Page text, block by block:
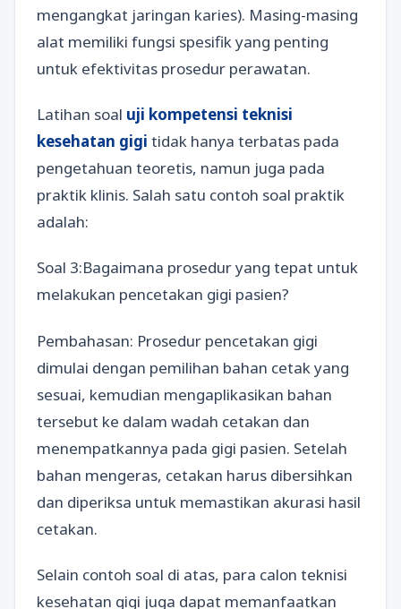
mengangkat jaringan karies). Masing-masing
alat memiliki fungsi spesifik yang penting
untuk efektivitas prosedur perawatan.
Latihan soal uji kompetensi teknisi
kesehatan gigi tidak hanya terbatas pada
pengetahuan teoretis, namun juga pada
praktik klinis. Salah satu contoh soal praktik
adalah:
Soal 3:Bagaimana prosedur yang tepat untuk
melakukan pencetakan gigi pasien?
Pembahasan: Prosedur pencetakan gigi
dimulai dengan pemilihan bahan cetak yang
sesuai, kemudian mengaplikasikan bahan
tersebut ke dalam wadah cetakan dan
menempatkannya pada gigi pasien. Setelah
bahan mengeras, cetakan harus dibersihkan
dan diperiksa untuk memastikan akurasi hasil
cetakan.
Selain contoh soal di atas, para calon teknisi
kesehatan gigi juga dapat memanfaatkan